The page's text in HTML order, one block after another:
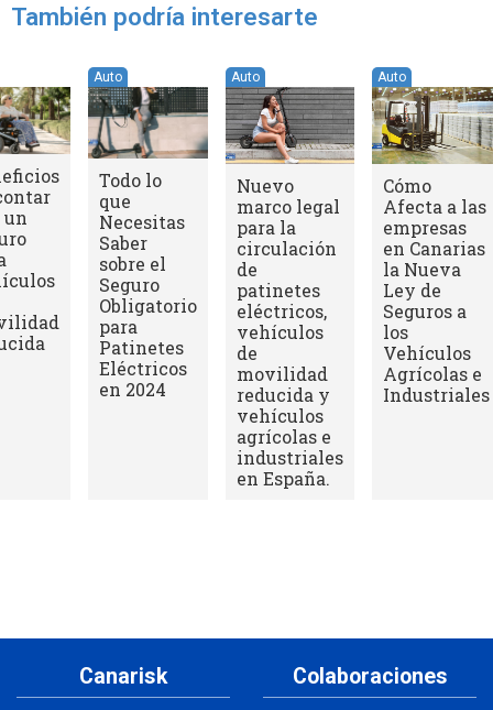
También podría interesarte
un
Auto
Todo lo
que
Necesitas
Saber
sobre el
Seguro
Obligatorio
para
Patinetes
Eléctricos
en 2024
Auto
Nuevo
marco legal
para la
circulación
de
patinetes
eléctricos,
vehículos
de
movilidad
reducida y
vehículos
agrícolas e
industriales
en España.
Auto
Cómo
Afecta a las
empresas
en Canarias
la Nueva
Ley de
Seguros a
los
Vehículos
Agrícolas e
Industriales
Canarisk Colaboraciones